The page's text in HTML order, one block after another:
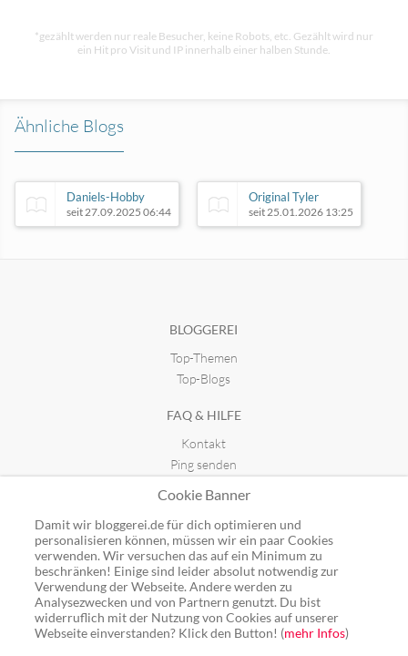
*gezählt werden nur reale Besucher, keine Robots, etc. Gezählt wird nur
ein Hit pro Visit und IP innerhalb einer halben Stunde.
Ähnliche Blogs
Daniels-Hobby
seit 27.09.2025 06:44
Original Tyler
seit 25.01.2026 13:25
BLOGGEREI
Top-Themen
Top-Blogs
FAQ & HILFE
Kontakt
Ping senden
GUTSCHEINE
Top-Gutscheine
Alle Shops
Cookie Banner
Damit wir bloggerei.de für dich optimieren und
personalisieren können, müssen wir ein paar Cookies
verwenden. Wir versuchen das auf ein Minimum zu
beschränken! Einige sind leider absolut notwendig zur
Verwendung der Webseite. Andere werden zu
Analysezwecken und von Partnern genutzt. Du bist
widerruflich mit der Nutzung von Cookies auf unserer
Webseite einverstanden? Klick den Button! (mehr Infos)